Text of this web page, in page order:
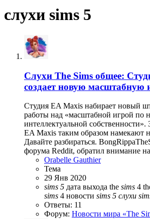
слухи sims 5
Слухи The Sims общее:
создает новую масштабную
Студия EA Maxis набирает новый
работы над «масштабной игрой по
интеллектуальной собственности».
EA Maxis таким образом намекают
Давайте разбираться.
форума Reddit, обратил внимание
Orabelle Gauthier
Тема
29 Янв 2020
sims 5 дата выхода the sims 4
sims 4 новости sims 5 слухи
Ответы: 11
Форум: Новости мира «The